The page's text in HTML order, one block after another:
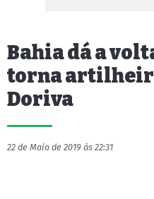
Bahia dá a
torna
Doriva
22 de Maio de 2019 às 22:31